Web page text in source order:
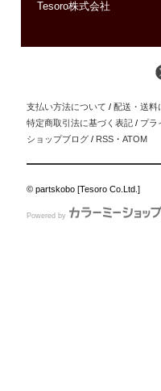
Tesoro株式会社
支払い方法について / 配送・送料
特定商取引法に基づく表記 / プラ
ショップブログ / RSS ・ATOM
© partskobo [Tesoro Co.Ltd.]
Powered by